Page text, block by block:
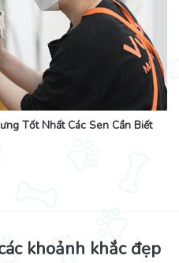
Tốt Nhất Các Sen Cần Biết
khoảnh khắc đẹp